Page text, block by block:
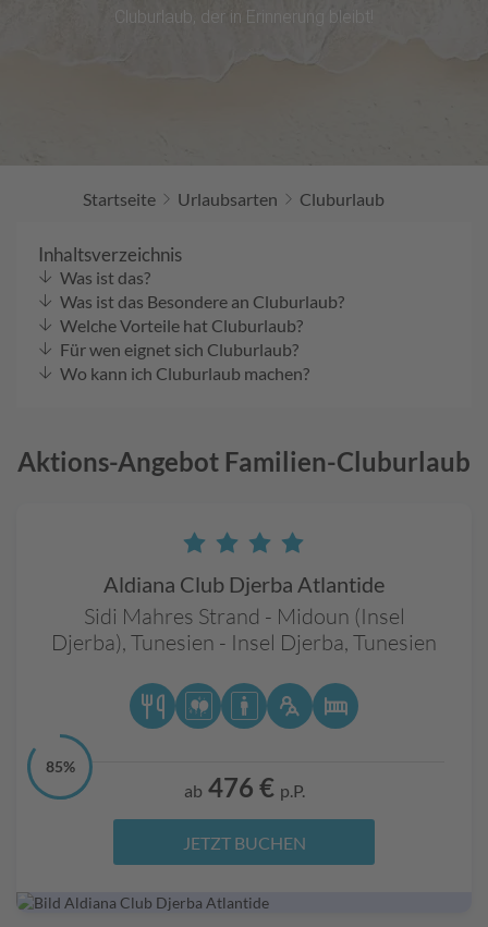
CLUBURLAUB FREUEN
Cluburlaub, der in Erinnerung bleibt!
Startseite Urlaubsarten Cluburlaub
Inhaltsverzeichnis
Was ist das?
Was ist das Besondere an Cluburlaub?
Welche Vorteile hat Cluburlaub?
Für wen eignet sich Cluburlaub?
Wo kann ich Cluburlaub machen?
Aktions-Angebot Familien-Cluburlaub
Aldiana Club Djerba Atlantide
Sidi Mahres Strand - Midoun (Insel
Djerba), Tunesien - Insel Djerba, Tunesien
ab 476 € p.P.
JETZT BUCHEN
85%